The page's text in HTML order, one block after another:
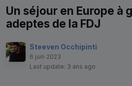
Un séjour en Europe à
adeptes de la FDJ
Steeven Occhipinti
6 juin 2023
Last update: 3 ans ago